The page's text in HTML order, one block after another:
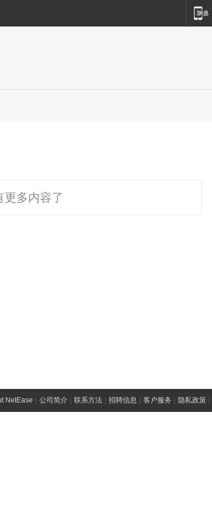
更多内容了
NetEase 公司简介 联系方法 招聘信息 客户服务 隐私政策